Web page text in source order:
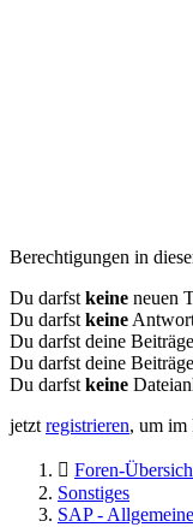
Berechtigungen in
Du darfstkeine neuen
Du darfstkeine
Du darfst deine
Du darfst deine
Du darfstkeine
jetztregistrieren, um im
Foren-
Sonstiges
SAP -